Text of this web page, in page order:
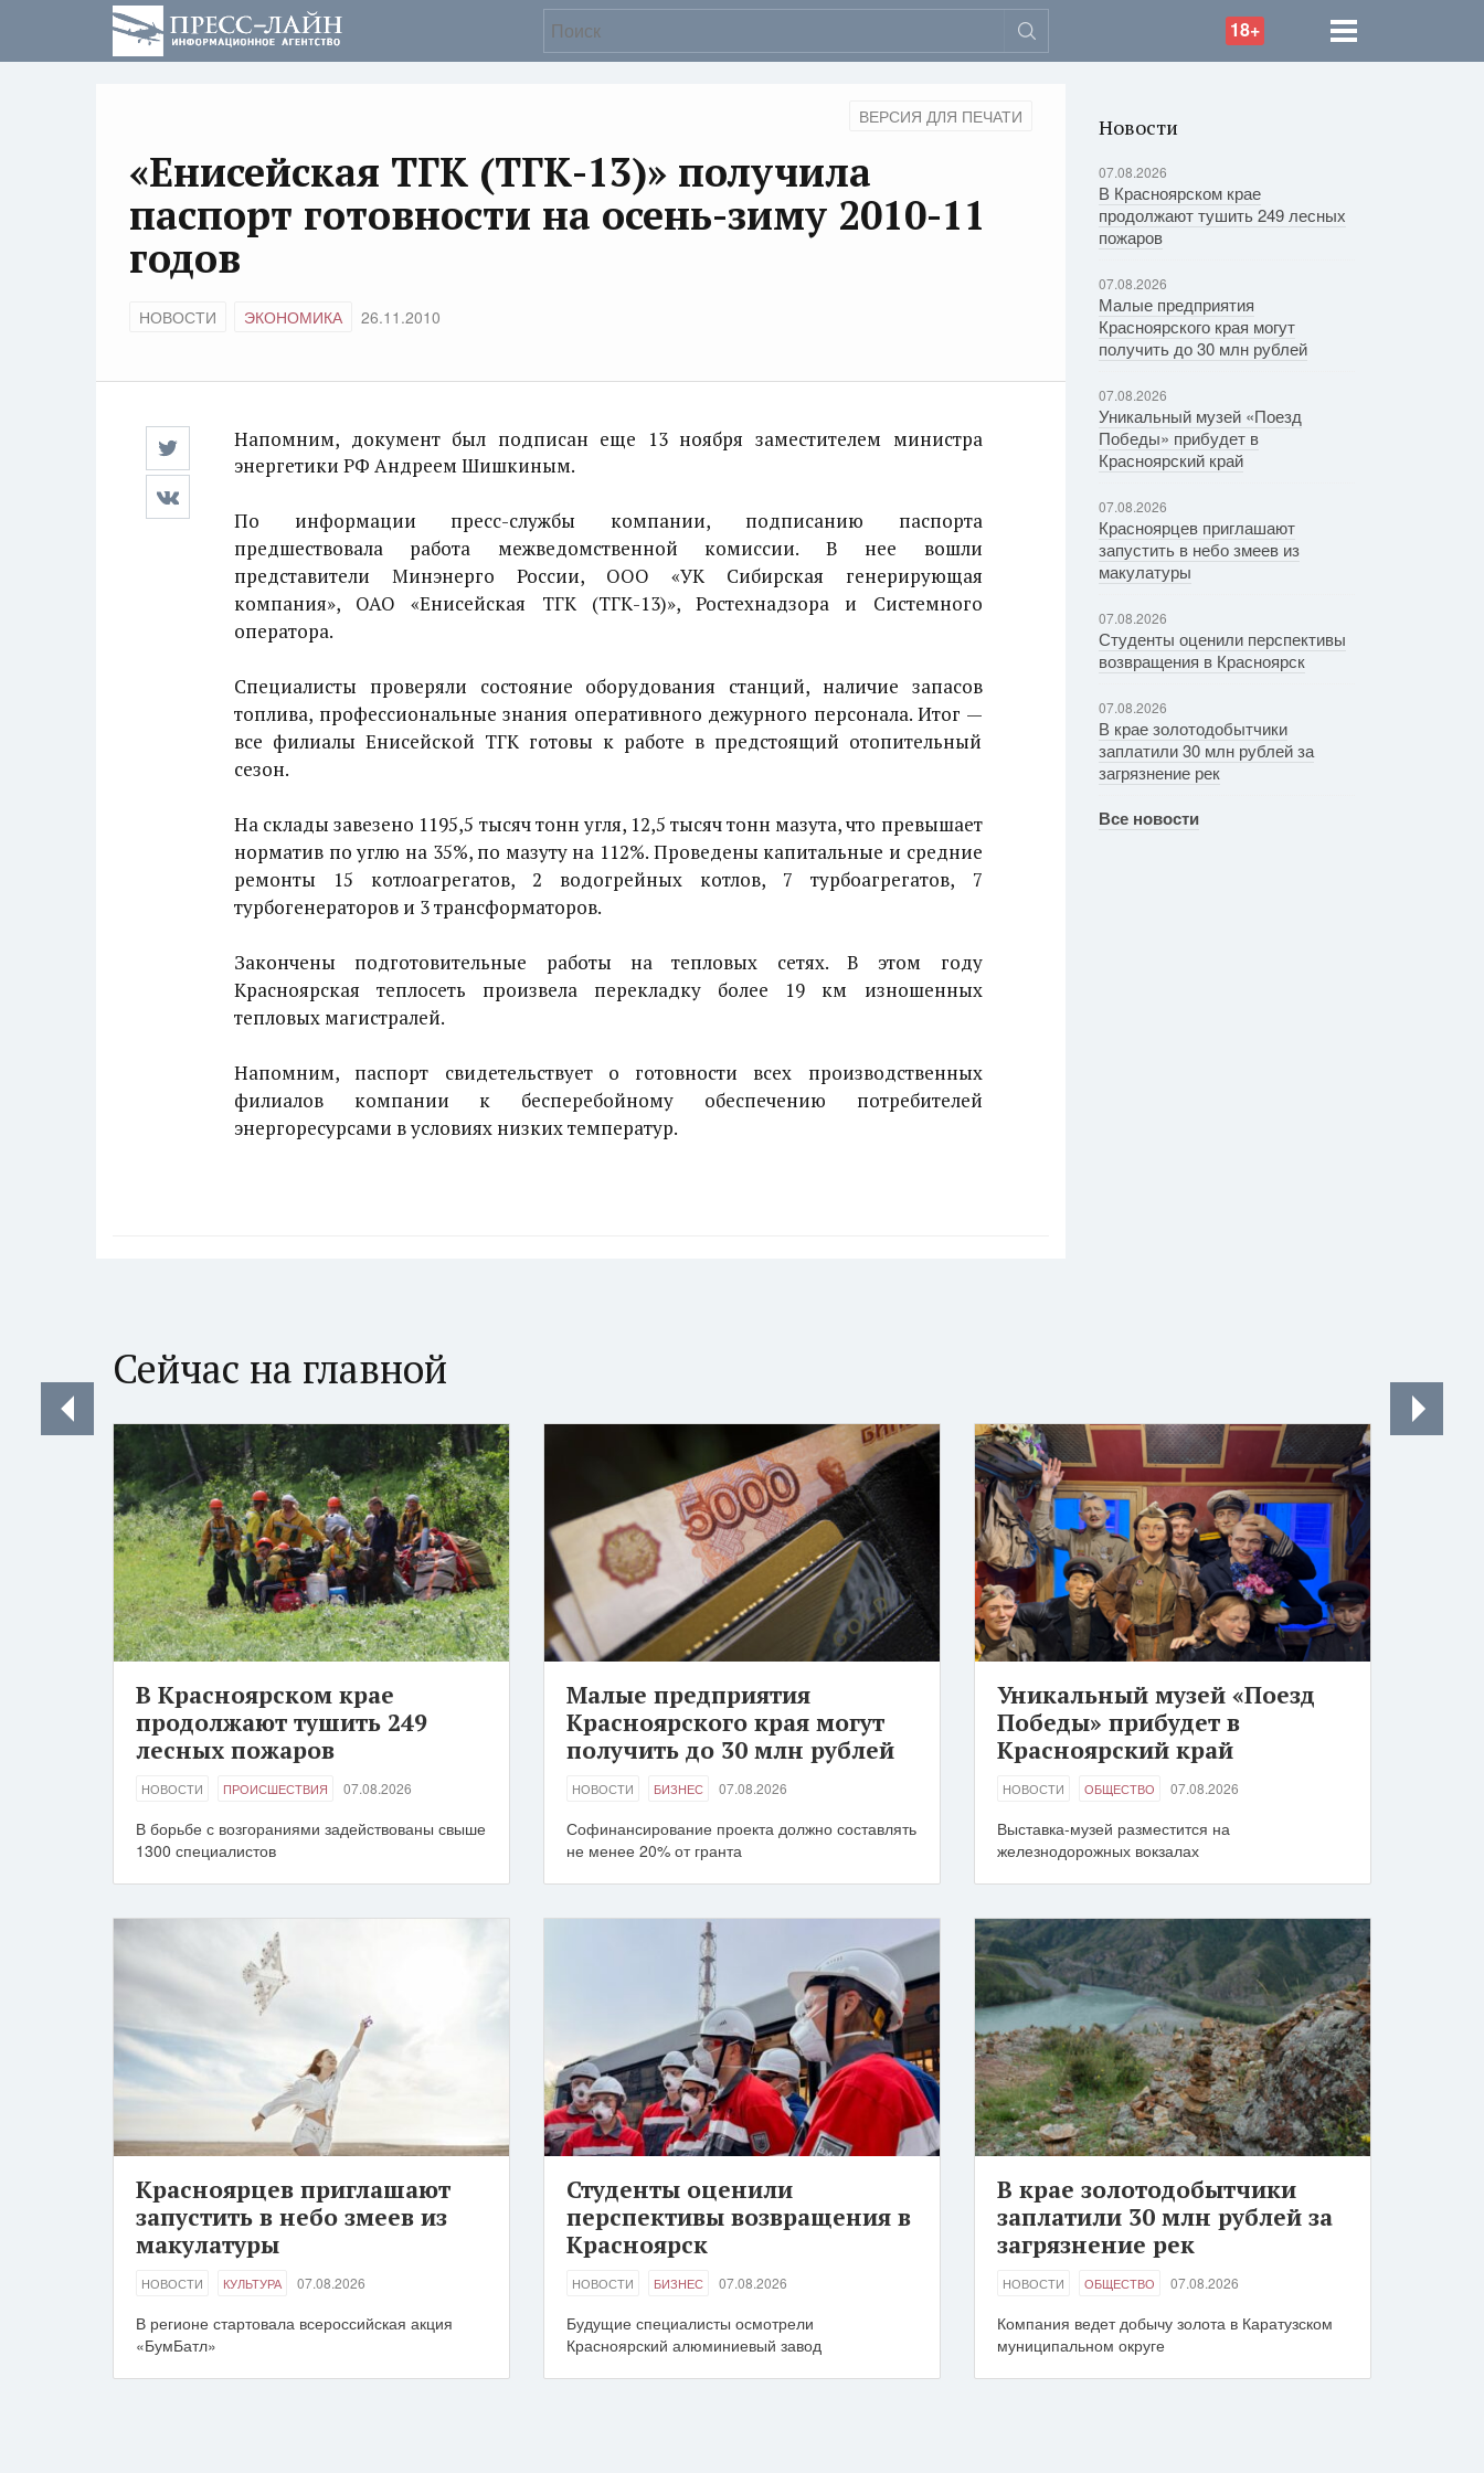
18+
ВЕРСИЯ ДЛЯ ПЕЧАТИ
«Енисейская ТГК (ТГК-13)» получила
паспорт готовности на осень-зиму 2010-11
годов
НОВОСТИ ЭКОНОМИКА 26.11.2010
Напомним, документ был подписан еще 13 ноября заместителем министра
энергетики РФ Андреем Шишкиным.
По информации пресс-службы компании, подписанию паспорта
предшествовала работа межведомственной комиссии. В нее вошли
представители Минэнерго России, ООО «УК Сибирская генерирующая
компания», ОАО «Енисейская ТГК (ТГК-13)», Ростехнадзора и Системного
оператора.
Специалисты проверяли состояние оборудования станций, наличие запасов
топлива, профессиональные знания оперативного дежурного персонала. Итог —
все филиалы Енисейской ТГК готовы к работе в предстоящий отопительный
сезон.
На склады завезено 1195,5 тысяч тонн угля, 12,5 тысяч тонн мазута, что превышает
норматив по углю на 35%, по мазуту на 112%. Проведены капитальные и средние
ремонты 15 котлоагрегатов, 2 водогрейных котлов, 7 турбоагрегатов, 7
турбогенераторов и 3 трансформаторов.
Закончены подготовительные работы на тепловых сетях. В этом году
Красноярская теплосеть произвела перекладку более 19 км изношенных
тепловых магистралей.
Напомним, паспорт свидетельствует о готовности всех производственных
филиалов компании к бесперебойному обеспечению потребителей
энергоресурсами в условиях низких температур.
Новости
07.08.2026
В Красноярском крае
продолжают тушить 249 лесных
пожаров
07.08.2026
Малые предприятия
Красноярского края могут
получить до 30 млн рублей
07.08.2026
Уникальный музей «Поезд
Победы» прибудет в
Красноярский край
07.08.2026
Красноярцев приглашают
запустить в небо змеев из
макулатуры
07.08.2026
Студенты оценили перспективы
возвращения в Красноярск
07.08.2026
В крае золотодобытчики
заплатили 30 млн рублей за
загрязнение рек
Все новости
Сейчас на главной
В Красноярском крае
продолжают тушить 249
лесных пожаров
НОВОСТИ ПРОИСШЕСТВИЯ 07.08.2026
В борьбе с возгораниями задействованы свыше
1300 специалистов
Малые предприятия
Красноярского края могут
получить до 30 млн рублей
НОВОСТИ БИЗНЕС 07.08.2026
Софинансирование проекта должно составлять
не менее 20% от гранта
Уникальный музей «Поезд
Победы» прибудет в
Красноярский край
НОВОСТИ ОБЩЕСТВО 07.08.2026
Выставка-музей разместится на
железнодорожных вокзалах
Красноярцев приглашают
запустить в небо змеев из
макулатуры
НОВОСТИ КУЛЬТУРА 07.08.2026
В регионе стартовала всероссийская акция
«БумБатл»
Студенты оценили
перспективы возвращения в
Красноярск
НОВОСТИ БИЗНЕС 07.08.2026
Будущие специалисты осмотрели
Красноярский алюминиевый завод
В крае золотодобытчики
заплатили 30 млн рублей за
загрязнение рек
НОВОСТИ ОБЩЕСТВО 07.08.2026
Компания ведет добычу золота в Каратузском
муниципальном округе